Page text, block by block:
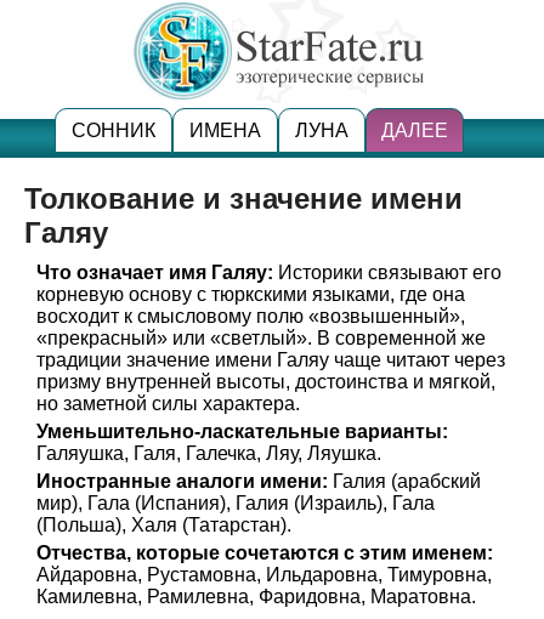
СОННИК ИМЕНА ЛУНА ДАЛЕЕ
Толкование и значение имени
Галяу
Что означает имя Галяу: Историки связывают его
корневую основу с тюркскими языками, где она
восходит к смысловому полю «возвышенный»,
«прекрасный» или «светлый». В современной же
традиции значение имени Галяу чаще читают через
призму внутренней высоты, достоинства и мягкой,
но заметной силы характера.
Уменьшительно-ласкательные варианты:
Галяушка, Галя, Галечка, Ляу, Ляушка.
Иностранные аналоги имени: Галия (арабский
мир), Гала (Испания), Галия (Израиль), Гала
(Польша), Халя (Татарстан).
Отчества, которые сочетаются с этим именем:
Айдаровна, Рустамовна, Ильдаровна, Тимуровна,
Камилевна, Рамилевна, Фаридовна, Маратовна.